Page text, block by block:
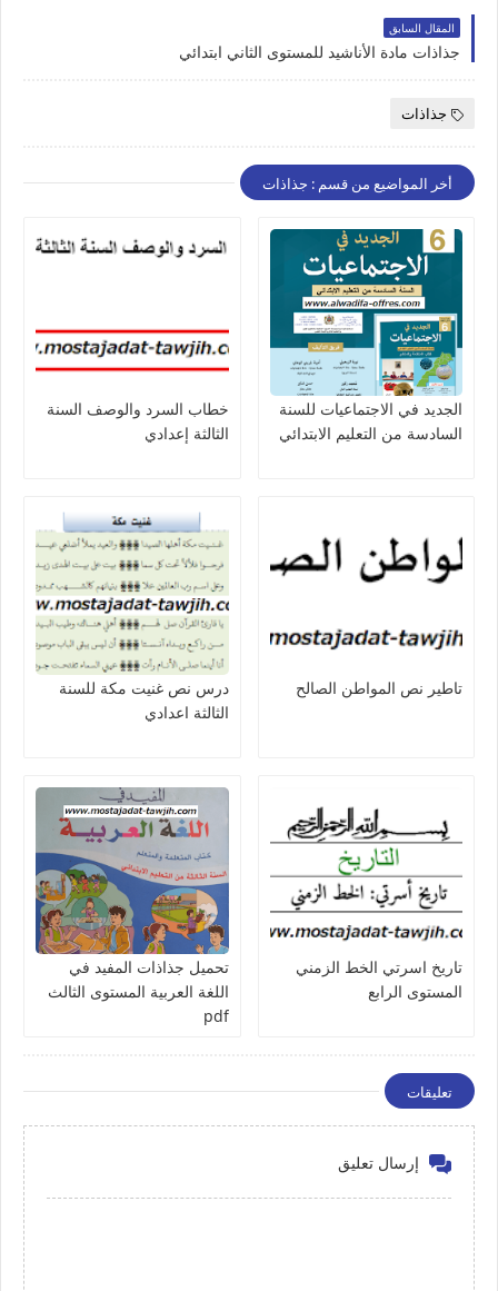
المقال السابق
جذاذات مادة الأناشيد للمستوى الثاني ابتدائي
جذاذات
أخر المواضيع من قسم : جذاذات
الجديد في الاجتماعيات للسنة
السادسة من التعليم الابتدائي
خطاب السرد والوصف السنة
الثالثة إعدادي
تاطير نص المواطن الصالح
درس نص غنيت مكة للسنة
الثالثة اعدادي
تاريخ اسرتي الخط الزمني
المستوى الرابع
تحميل جذاذات المفيد في
اللغة العربية المستوى الثالث
pdf
تعليقات
إرسال تعليق